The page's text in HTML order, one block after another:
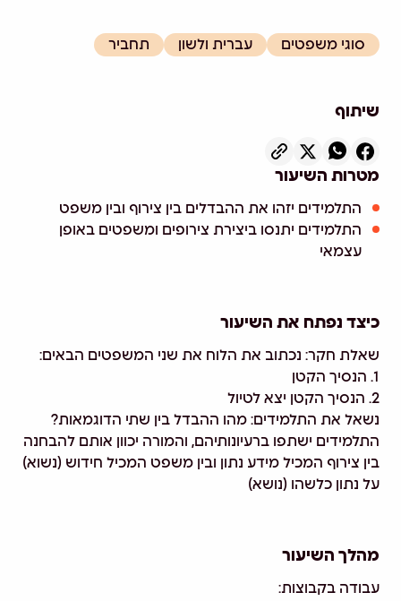
סוגי משפטים עברית ולשון תחביר
שיתוף
מטרות השיעור
התלמידים יזהו את ההבדלים בין צירוף ובין משפט
התלמידים יתנסו ביצירת צירופים ומשפטים באופן
עצמאי
כיצד נפתח את השיעור
שאלת חקר: נכתוב את הלוח את שני המשפטים הבאים:
1. הנסיך הקטן
2. הנסיך הקטן יצא לטיול
נשאל את התלמידים: מהו ההבדל בין שתי הדוגמאות?
התלמידים ישתפו ברעיונותיהם, והמורה יכוון אותם להבחנה
בין צירוף המכיל מידע נתון ובין משפט המכיל חידוש (נשוא)
על נתון כלשהו (נושא)
מהלך השיעור
עבודה בקבוצות: